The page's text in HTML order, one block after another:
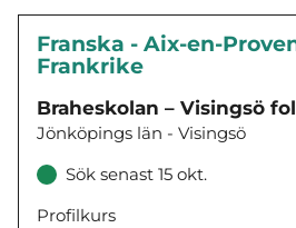
Franska - Aix-en-
Frankrike
Braheskolan – Visingsö
Jönköpings län - Visingsö
Sök senast 15 okt.
Profilkurs